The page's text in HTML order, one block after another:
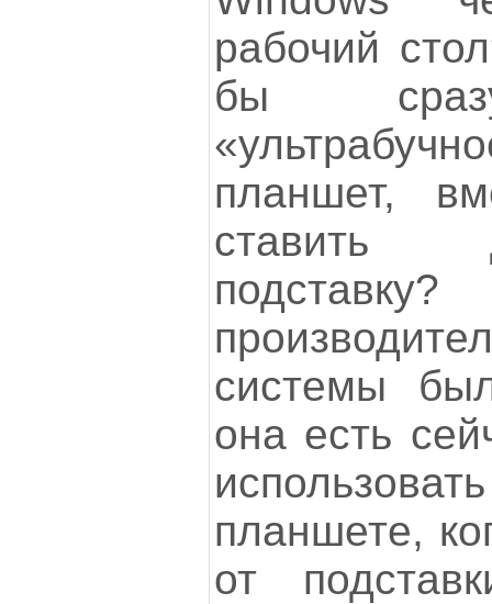
рабочий
бы
планшет,
ставить
системы
она есть
планшете,
от